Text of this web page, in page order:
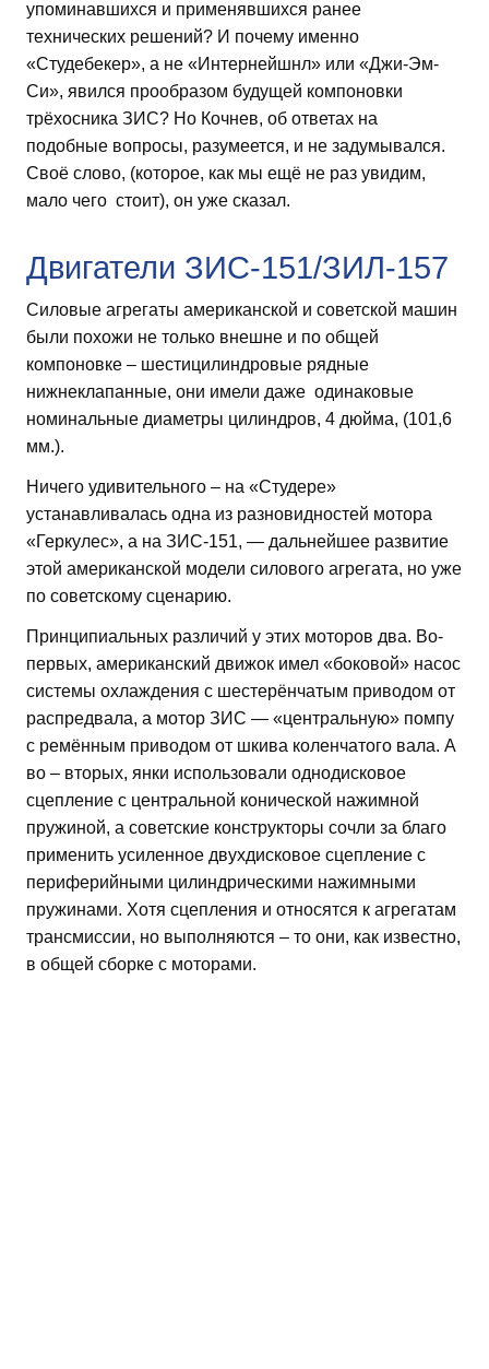
упоминавшихся и применявшихся ранее
технических решений? И почему именно
«Студебекер», а не «Интернейшнл» или «Джи-Эм-
Си», явился прообразом будущей компоновки
трёхосника ЗИС? Но Кочнев, об ответах на
подобные вопросы, разумеется, и не задумывался.
Своё слово, (которое, как мы ещё не раз увидим,
мало чего стоит), он уже сказал.
Двигатели ЗИС-151/ЗИЛ-157
Силовые агрегаты американской и советской машин
были похожи не только внешне и по общей
компоновке – шестицилиндровые рядные
нижнеклапанные, они имели даже одинаковые
номинальные диаметры цилиндров, 4 дюйма, (101,6
мм.).
Ничего удивительного – на «Студере»
устанавливалась одна из разновидностей мотора
«Геркулес», а на ЗИС-151, — дальнейшее развитие
этой американской модели силового агрегата, но уже
по советскому сценарию.
Принципиальных различий у этих моторов два. Во-
первых, американский движок имел «боковой» насос
системы охлаждения с шестерёнчатым приводом от
распредвала, а мотор ЗИС — «центральную» помпу
с ремённым приводом от шкива коленчатого вала. А
во – вторых, янки использовали однодисковое
сцепление с центральной конической нажимной
пружиной, а советские конструкторы сочли за благо
применить усиленное двухдисковое сцепление с
периферийными цилиндрическими нажимными
пружинами. Хотя сцепления и относятся к агрегатам
трансмиссии, но выполняются – то они, как известно,
в общей сборке с моторами.